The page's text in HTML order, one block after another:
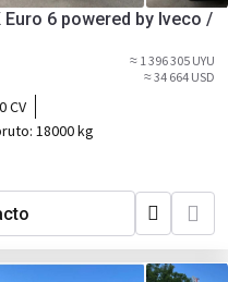
Euro 6 powered by Iveco /
≈ 1 396 305 UYU
≈ 34 664 USD
CV
18000 kg